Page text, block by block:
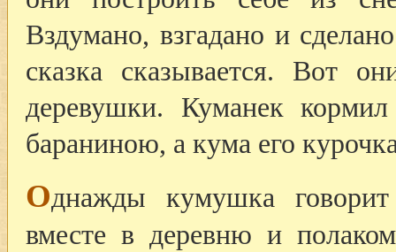
Вздумано, взгадано и
сказка сказывается. Вот
деревушки. Куманек
бараниною, а кума его
Однажды кумушка
вместе в деревню и